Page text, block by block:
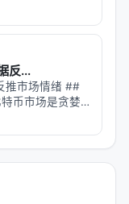
乎总是赢过自
的角度往深里挖
反...
推市场情绪 ##
币市场是贪婪
去看 Twitter。
分析模型，统